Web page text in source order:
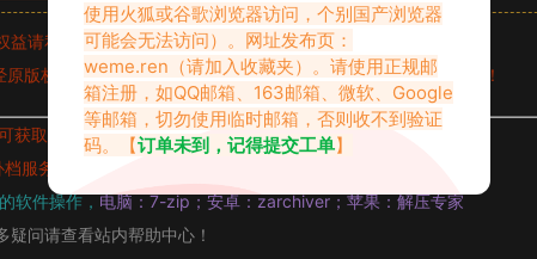
益请私信留言收到留言后，我们会第一时间进行审核后删除。
版权作者许可,禁止用于任何商业途径！请在下载24小时内删除！
获取的素材，建议升级对应的VIP。
服务
软件操作，电脑：7-zip；安卓：zarchiver；苹果：解压专家
疑问请查看站内帮助中心！
使用火狐或谷歌浏览器访问，个别国产浏览器
可能会无法访问）。网址发布页：
weme.ren （请加入收藏夹）。请使用正规邮
箱注册，如QQ邮箱、163邮箱、微软、Google
等邮箱，切勿使用临时邮箱，否则收不到验证
码。【订单未到，记得提交工单】